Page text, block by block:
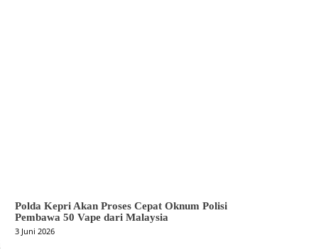
Polda Kepri Akan Proses Cepat Oknum Polisi
Pembawa 50 Vape dari Malaysia
3 Juni 2026